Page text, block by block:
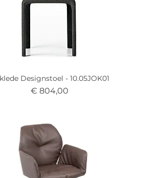
Designstoel - 10.05JOK01
Prijs
€ 804,00